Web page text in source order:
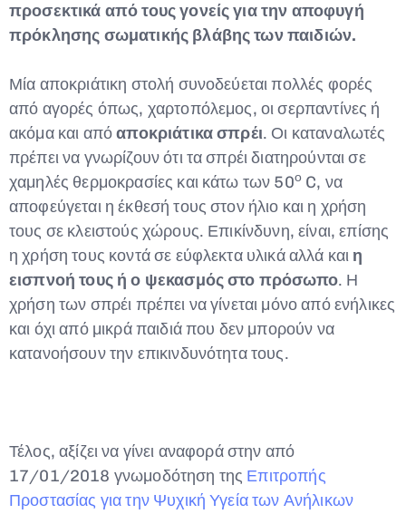
προσεκτικά από τους γονείς για την αποφυγή
πρόκλησης σωματικής βλάβης των παιδιών.
Μία αποκριάτικη στολή συνοδεύεται πολλές φορές
από αγορές όπως, χαρτοπόλεμος, οι σερπαντίνες ή
ακόμα και απόαποκριάτικα σπρέι. Οι καταναλωτές
πρέπει να γνωρίζουν ότι τα σπρέι διατηρούνται σε
χαμηλές θερμοκρασίες και κάτω των 50οC, να
αποφεύγεται η έκθεσή τους στον ήλιο και η χρήση
τους σε κλειστούς χώρους. Επικίνδυνη, είναι, επίσης
η χρήση τους κοντά σε εύφλεκτα υλικά αλλά και η
εισπνοή τους ή ο ψεκασμός στο πρόσωπο. Η
χρήση των σπρέι πρέπει να γίνεται μόνο από ενήλικες
και όχι από μικρά παιδιά που δεν μπορούν να
κατανοήσουν την επικινδυνότητα τους.
Τέλος, αξίζει να γίνει αναφορά στην από
17/01/2018 γνωμοδότηση της Επιτροπής
Προστασίας για την Ψυχική Υγεία των Ανήλικων